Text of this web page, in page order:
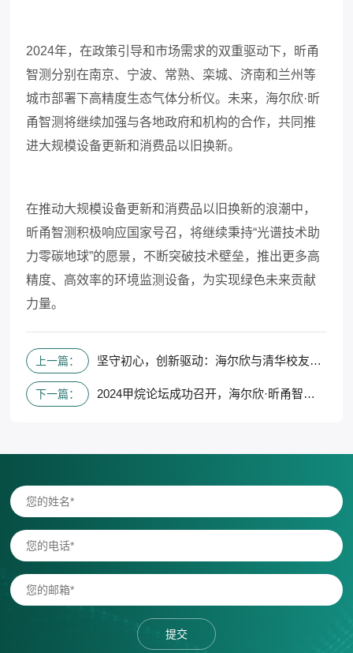
2024年，在政策引导和市场需求的双重驱动下，昕甬
智测分别在南京、宁波、常熟、栾城、济南和兰州等
城市部署下高精度生态气体分析仪。未来，海尔欣·昕
甬智测将继续加强与各地政府和机构的合作，共同推
进大规模设备更新和消费品以旧换新。
在推动大规模设备更新和消费品以旧换新的浪潮中，
昕甬智测积极响应国家号召，将继续秉持“光谱技术助
力零碳地球”的愿景，不断突破技术壁垒，推出更多高
精度、高效率的环境监测设备，为实现绿色未来贡献
力量。
上一篇： 坚守初心，创新驱动：海尔欣与清华校友共话科技与绿色发展
下一篇： 2024甲烷论坛成功召开，海尔欣·昕甬智测高精度甲烷气体分析仪亮相会场
提交